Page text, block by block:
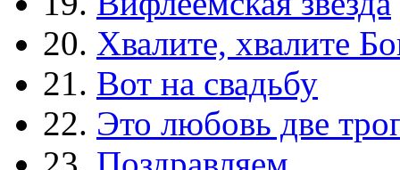
20. Хвалите, хвалите
21. Вот на свадьбу
22. Это любовь две